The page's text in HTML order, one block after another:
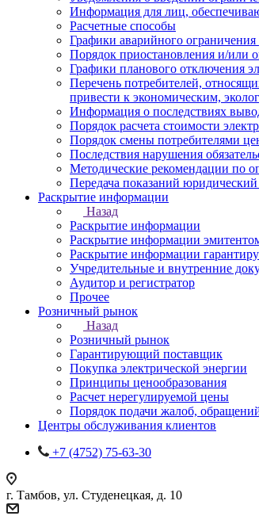
Информация для лиц,
Расчетные способы
Графики аварийного
Порядок приостановления и/или
Графики планового отключения
Перечень потребителей,
привести к экономическим,
Информация о последствиях
Порядок расчета стоимости
Порядок смены потребителями
Последствия нарушения
Методические рекомендации по
Передача показаний
Раскрытие информации
Назад
Раскрытие информации
Раскрытие информации
Раскрытие информации
Учредительные и внутренние
Аудитор и регистратор
Прочее
Розничный рынок
Назад
Розничный рынок
Гарантирующий поставщик
Покупка электрической энергии
Принципы ценообразования
Расчет нерегулируемой цены
Порядок подачи жалоб,
Центры обслуживания клиентов
+7 (4752) 75-63-30
г. Тамбов, ул. Студенецкая, д. 10